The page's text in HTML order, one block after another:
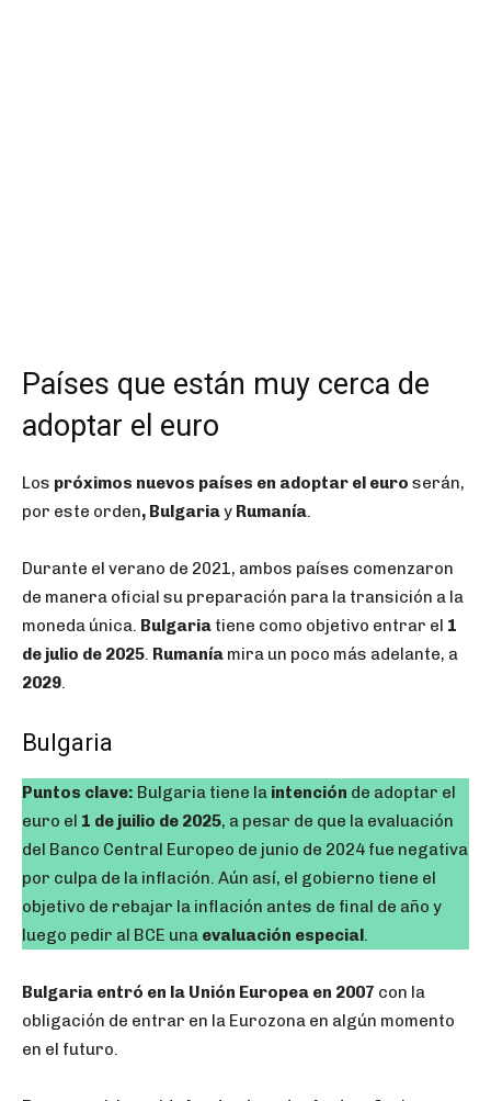
Países que están muy cerca de
adoptar el euro
Los próximos nuevos países en adoptar el euro serán,
por este orden, Bulgariay Rumanía.
Durante el verano de 2021, ambos países comenzaron
de manera oficial su preparación para la transición a la
moneda única. Bulgaria tiene como objetivo entrar el 1
de julio de 2025. Rumanía mira un poco más adelante, a
2029.
Bulgaria
Puntos clave: Bulgaria tiene la intención de adoptar el
euro el 1 de juilio de 2025, a pesar de que la evaluación
del Banco Central Europeo de junio de 2024 fue negativa
por culpa de la inflación. Aún así, el gobierno tiene el
objetivo de rebajar la inflación antes de final de año y
luego pedir al BCE una evaluación especial.
Bulgaria entró en la Unión Europea en 2007 con la
obligación de entrar en la Eurozona en algún momento
en el futuro.